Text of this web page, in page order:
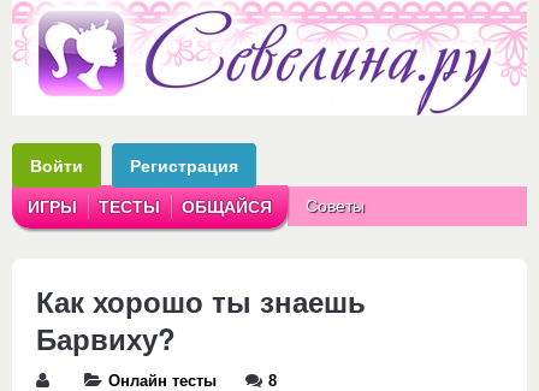
Войти Регистрация
ИГРЫ ТЕСТЫ ОБЩАЙСЯ Советы
Как хорошо ты знаешь
Барвиху?
Онлайн тесты 8